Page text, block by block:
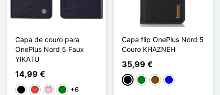
Capa de couro para
OnePlus Nord 5 Faux
YIKATU
14,99 €
PretoVermelho
RosaVerde
+6
Capa flip OnePlus Nord 5
Couro KHAZNEH
35,99 €
PretoVerdeCastanho
Azul